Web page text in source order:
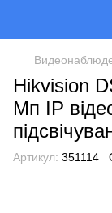
Hikvision
Мп IP
Артикул: 351114